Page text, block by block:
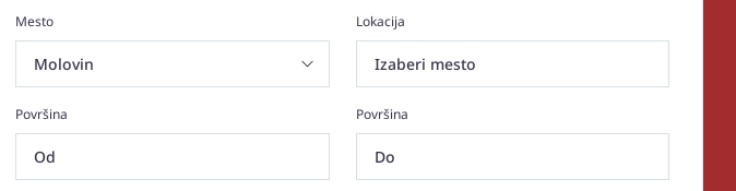
Mesto Lokacija
Izaberi mesto
Površina Površina